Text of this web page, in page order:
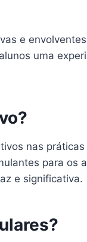
e
uma
nas
para os
e significativa.